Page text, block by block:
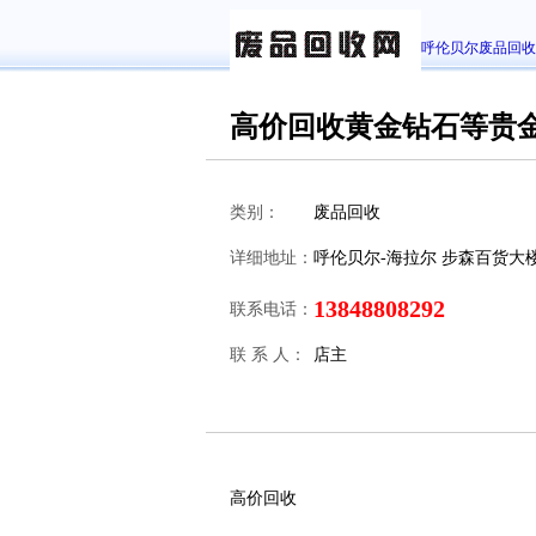
呼伦贝尔废品回
高价回收黄金钻石等贵
类别： 废品回收
详细地址： 呼伦贝尔-海拉尔 步森百货大
联系电话： 13848808292
联 系 人： 店主
高价回收